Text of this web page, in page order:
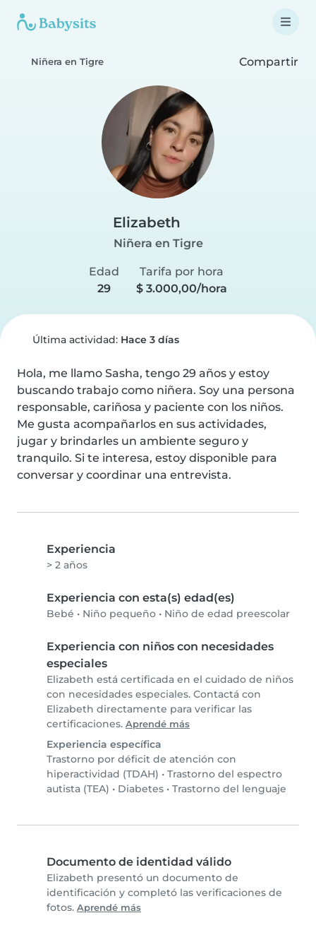
Niñera en Tigre Compartir
Elizabeth
Niñera en Tigre
Edad
29
Tarifa por hora
$ 3.000,00/hora
Última actividad: Hace 3 días
Hola, me llamo Sasha, tengo 29 años y estoy
buscando trabajo como niñera. Soy una persona
responsable, cariñosa y paciente con los niños.
Me gusta acompañarlos en sus actividades,
jugar y brindarles un ambiente seguro y
tranquilo. Si te interesa, estoy disponible para
conversar y coordinar una entrevista.
Experiencia
> 2 años
Experiencia con esta(s) edad(es)
Bebé • Niño pequeño • Niño de edad preescolar
Experiencia con niños con necesidades
especiales
Elizabeth está certificada en el cuidado de niños
con necesidades especiales. Contactá con
Elizabeth directamente para verificar las
certificaciones. Aprendé más
Experiencia específica
Trastorno por déficit de atención con
hiperactividad (TDAH) • Trastorno del espectro
autista (TEA) • Diabetes • Trastorno del lenguaje
Documento de identidad válido
Elizabeth presentó un documento de
identificación y completó las verificaciones de
fotos. Aprendé más